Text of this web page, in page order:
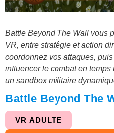
Battle Beyond The Wall vous
VR, entre stratégie et action
coordonnez vos attaques,
influencer le combat en
un sandbox militaire
Battle Beyond The
VR ADULTE